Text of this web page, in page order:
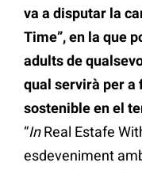
va a disputar la
Time”, en la que
adults de
qual servirà per a
sostenible en el
“InReal Estafe
esdeveniment